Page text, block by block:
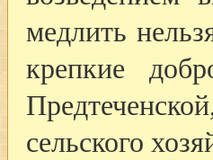
медлить
крепкие
сельского